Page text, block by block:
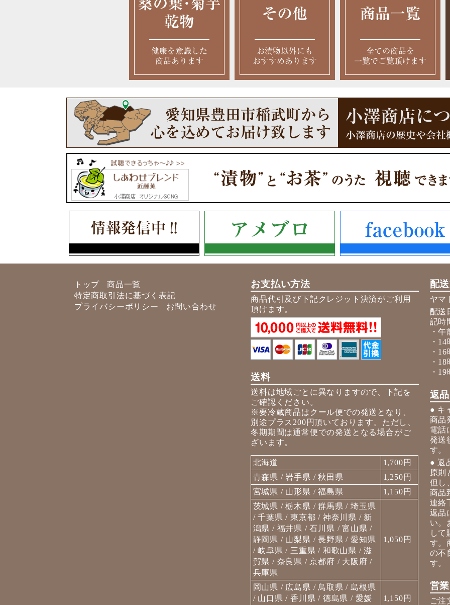
トップ
商品一覧
特定商取引法に基づく表記
プライバシーポリシー
お問い合わせ
お支払い方法
商品代引及び下記クレジット決済がご利用
頂けます。
送料
送料は地域ごとに異なりますので、下記を
ご確認ください。
※要冷蔵商品はクール便での発送となり、
別途プラス200円頂いております。ただし、
冬期期間は通常便での発送となる場合がご
ざいます。
北海道
1,700円
青森県 / 岩手県 / 秋田県
1,250円
宮城県 / 山形県 / 福島県
1,150円
茨城県 / 栃木県 / 群馬県 / 埼玉県
/ 千葉県 / 東京都 / 神奈川県 / 新
潟県 / 福井県 / 石川県 / 富山県 /
静岡県 / 山梨県 / 長野県 / 愛知県
/ 岐阜県 / 三重県 / 和歌山県 / 滋
賀県 / 奈良県 / 京都府 / 大阪府 /
兵庫県
1,050円
岡山県 / 広島県 / 鳥取県 / 島根県
/ 山口県 / 香川県 / 徳島県 / 愛媛
1,150円
配
ヤマ
配送
記時
・
・
・
・
・
返
● キ
商品
電話
発送
す。
● 返
原則
但し
商品
連絡
返品
い。
して
す。
の不
す。
営
ご注